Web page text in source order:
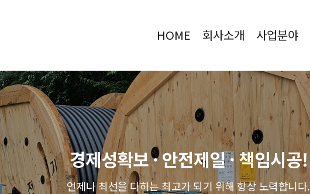
HOME 회사소개 사업분야
경제성확보 · 안전제일 · 책임시공!
언제나 최선을 다하는 최고가 되기 위해 항상 노력합니다.